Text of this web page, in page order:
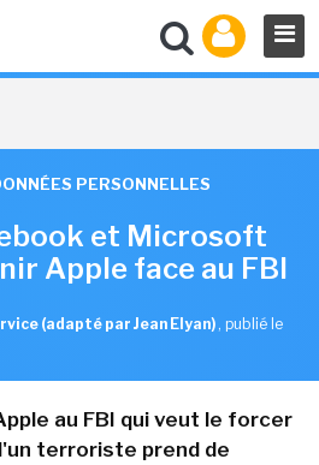
PERSONNELLES
et Microsoft
Apple face au FBI
(adapté par Jean Elyan) , publié le
au FBI qui veut le forcer
terroriste prend de